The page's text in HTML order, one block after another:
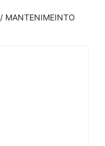
/ MANTENIMEINTO